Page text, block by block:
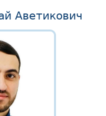
Аветикович